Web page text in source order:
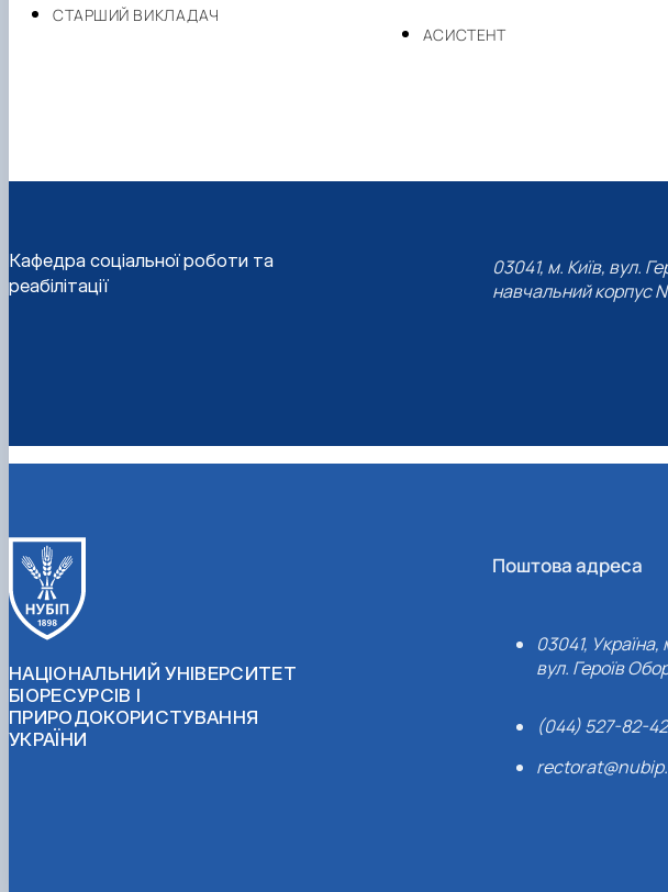
СТАРШИЙ ВИКЛАДАЧ
АСИСТЕНТ
Кафедра соціальної роботи та
реабілітації
03041, м. Київ, вул.
навчальний корпус
НАЦІОНАЛЬНИЙ УНІВЕРСИТЕТ
БІОРЕСУРСІВ І
ПРИРОДОКОРИСТУВАННЯ
УКРАЇНИ
Поштова адреса
03041, Україна,
вул. Героїв
(044) 527-82-42